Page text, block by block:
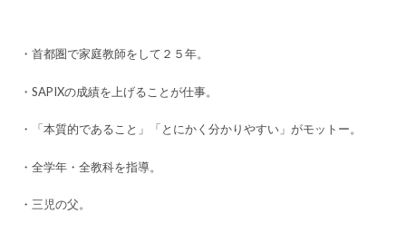
・首都圏で家庭教師をして２５年。
・SAPIXの成績を上げることが仕事。
・「本質的であること」「とにかく分かりやすい」がモットー。
・全学年・全教科を指導。
・三児の父。